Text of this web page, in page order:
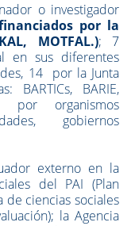
o investigador
por la
MOTFAL.); 7
en sus diferentes
14 por la Junta
BARTICs, BARIE,
8 por organismos
gobiernos
externo en la
del PAI (Plan
de ciencias sociales
la Agencia